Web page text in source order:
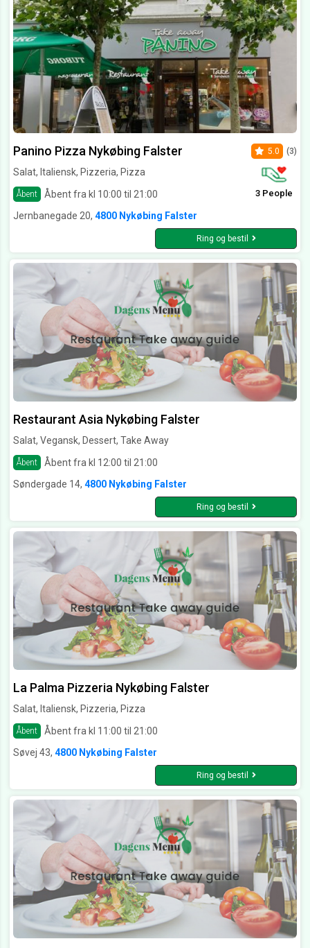
Panino Pizza Nykøbing Falster
Salat, Italiensk, Pizzeria, Pizza
Åbent Åbent fra kl 10:00 til 21:00
5.0 (3)
3 People
Jernbanegade 20, 4800 Nykøbing Falster
Ring og bestil
Restaurant Asia Nykøbing Falster
Salat, Vegansk, Dessert, Take Away
Åbent
Åbent fra kl 12:00 til 21:00
Søndergade 14, 4800 Nykøbing Falster
Ring og bestil
La Palma Pizzeria Nykøbing Falster
Salat, Italiensk, Pizzeria, Pizza
Åbent
Åbent fra kl 11:00 til 21:00
Søvej 43, 4800 Nykøbing Falster
Ring og bestil